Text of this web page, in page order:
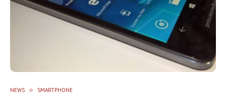
rappresentano uno dei rami più importanti nel settore della
tecnologia. Sia nel lavoro che nell’intrattenimento le
applicazioni e le funzionalità di smartphone e iPhone ci
migliorano di molto la vita. Ci impegniamo ad offrire sempre
notizie veritiere, selezionate ed aggiornate alle ultime
nel settore tecnologico della telefonia mobile.
NEWS SMARTPHONE